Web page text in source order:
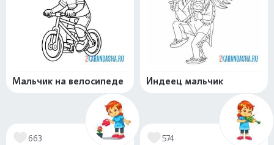
Мальчик на велосипеде Индеец мальчик
663 574